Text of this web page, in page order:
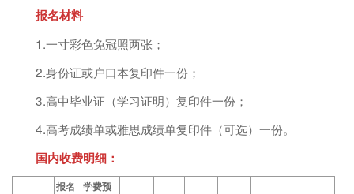
报名材料
1.一寸彩色免冠照两张；
2.身份证或户口本复印件一份；
3.高中毕业证（学习证明）复印件一份；
4.高考成绩单或雅思成绩单复印件（可选）一份。
国内收费明细：
报名
学费预